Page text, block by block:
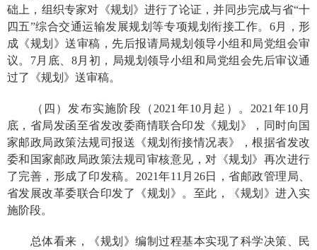
础上，组织专家对《规划》进行了论证，并同步完成与省“十
四五”综合交通运输发展规划等专项规划衔接工作。 6月，形
成《规划》送审稿，先后报请局规划领导小组和局党组会审
议。 7月底、 8月初，局规划领导小组和局党组会先后审议通
过了《规划》送审稿。
（四）发布实施阶段（2021年10月起）。2021年10月
底，省局发函至省发改委商情联合印发《规划》，同时向国
家邮政局政策法规司报送《规划衔接情况表》，根据省发改
委和国家邮政局政策法规司审核意见，对《规划》再次进行
了完善，形成了印发稿。 2021年11月 26日，省邮政管理局、
省发展改革委联合印发了《规划》。至此，《规划》进入实
施阶段。
总体看来，《规划》编制过程基本实现了科学决策、民